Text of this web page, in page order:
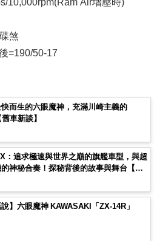
煞
=190/50-17
快而生的六眼魔神，充滿川崎主義的
車新談】
：追求極速與世界之巔的旗艦車型，與超
神秘合奏！探秘背後的故事與舞台【日
說】六眼魔神 KAWASAKI「ZX-14R」